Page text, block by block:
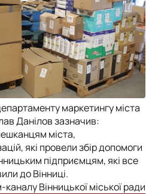
маркетингу міста
Данілов зазначив:
міста,
які провели збір допомоги
підприємцям, які все
до Вінниці.
Вінницької міської ради